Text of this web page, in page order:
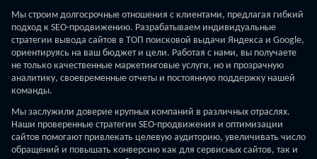
Мы строим долгосрочные отношения с клиентами, предлагая гибкий
подход к SEO-продвижению. Разрабатываем индивидуальные
стратегии вывода сайтов в ТОП поисковой выдачи Яндекса и Google,
ориентируясь на ваш бюджет и цели. Работая с нами, вы получаете
не только качественные маркетинговые услуги, но и прозрачную
аналитику, своевременные отчеты и постоянную поддержку нашей
команды.
Мы заслужили доверие крупных компаний в различных отраслях.
Наши проверенные стратегии SEO-продвижения и оптимизации
сайтов помогают привлекать целевую аудиторию, увеличивать число
обращений и повышать конверсию как для сервисных сайтов, так и